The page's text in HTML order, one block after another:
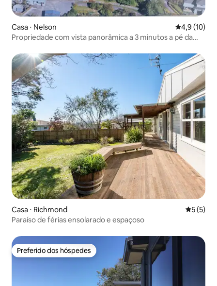
Casa ⋅ Nelson 4,9 de uma
4,9 (10)
Propriedade com vista panorâmica a 3 minutos a pé da
Casa ⋅ Richmond 5 de
5 (5)
Paraíso de férias ensolarado e espaçoso
Preferido dos hóspedes
Preferido dos hóspedes